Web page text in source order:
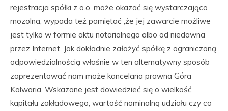
rejestracja spółki z o.o. może okazać się wystarczająco
mozolna, wypada też pamiętać ,że jej zawarcie możliwe
jest tylko w formie aktu notarialnego albo od niedawna
przez Internet. Jak dokładnie założyć spółkę z ograniczoną
odpowiedzialnością właśnie w ten alternatywny sposób
zaprezentować nam może kancelaria prawna Góra
Kalwaria. Wskazane jest dowiedzieć się o wielkość
kapitału zakładowego, wartość nominalną udziału czy co